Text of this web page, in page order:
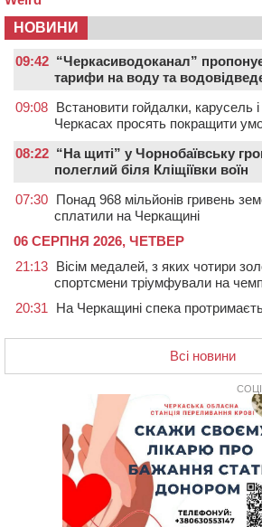
НОВИНИ
09:42 “Черкасиводоканал”
тарифи на воду та
09:08 Встановити гойдалки, карусель
Черкасах просять покращити
08:22 “На щиті” у Чорнобаївську
полеглий біля Кліщіївки воїн
07:30 Понад 968 мільйонів гривень
сплатили на Черкащині
06 СЕРПНЯ 2026, ЧЕТВЕР
21:13 Вісім медалей, з яких чотири
спортсмени тріумфували на
20:31
На Черкащині спека
переможцем Global Teacher Prize
19:24 У Черкасах водійка
здавала назад
На Черкащині з початку року
постраждалих від укусів тварин
Черкаська тренувальна
для громад з усієї України
ЧНУ увійшов до 50
серед вступників
Всі новини